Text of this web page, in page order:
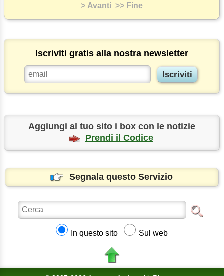
> Avanti >> Fine
Iscriviti gratis alla nostra newsletter
Aggiungi al tuo sito i box con le notizie
Prendi il Codice
Segnala questo Servizio
In questo sito Sul web